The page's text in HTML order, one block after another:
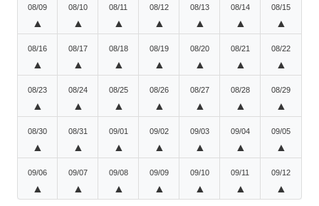
08/09
▲
08/10
▲
08/11
▲
08/12
▲
08/13
▲
08/14
▲
08/15
▲
08/16
▲
08/17
▲
08/18
▲
08/19
▲
08/20
▲
08/21
▲
08/22
▲
08/23
▲
08/24
▲
08/25
▲
08/26
▲
08/27
▲
08/28
▲
08/29
▲
08/30
▲
08/31
▲
09/01
▲
09/02
▲
09/03
▲
09/04
▲
09/05
▲
09/06
▲
09/07
▲
09/08
▲
09/09
▲
09/10
▲
09/11
▲
09/12
▲